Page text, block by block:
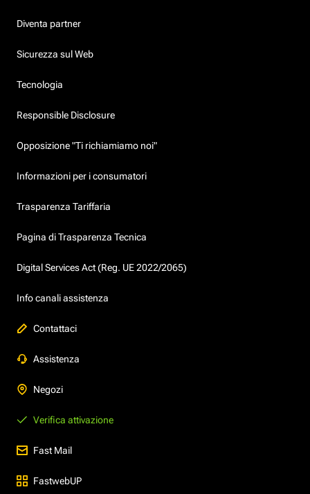
Diventa partner
Sicurezza sul Web
Tecnologia
Responsible Disclosure
Opposizione "Ti richiamiamo noi"
Informazioni per i consumatori
Trasparenza Tariffaria
Pagina di Trasparenza Tecnica
Digital Services Act (Reg. UE 2022/2065)
Info canali assistenza
Contattaci
Assistenza
Negozi
Verifica attivazione
Fast Mail
FastwebUP